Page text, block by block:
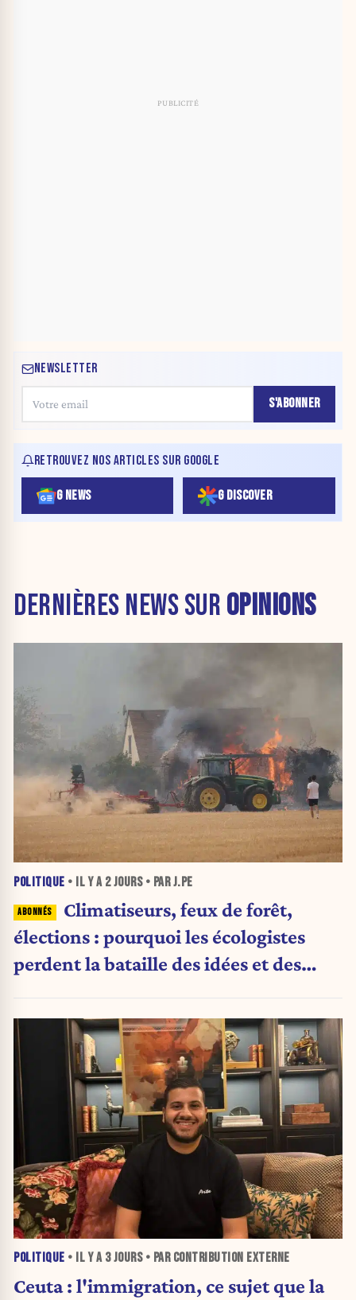
NEWSLETTER
S'ABONNER
RETROUVEZ NOS ARTICLES SUR GOOGLE
G NEWS G DISCOVER
DERNIÈRES NEWS SUR OPINIONS
POLITIQUE • IL Y A 2 JOURS• PAR J.PE
Climatiseurs, feux de forêt,
élections : pourquoi les écologistes
perdent la bataille des idées et des
POLITIQUE • IL Y A 3 JOURS• PAR CONTRIBUTION EXTERNE
Ceuta : l'immigration, ce sujet que la